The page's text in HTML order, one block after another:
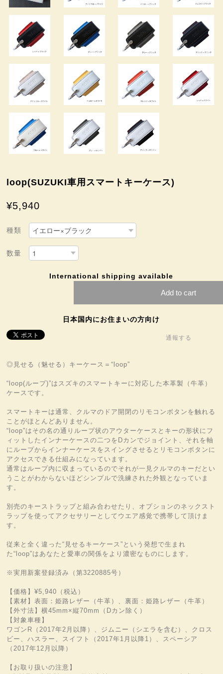
loop(SUZUKI車用スマートキーケース)
¥5,940
種類
数量
International shipping available
Add to cart
日本国内にお住まいの方向け
通報する
◎見せる（魅せる）キーケース＝“loop”
“loop(ループ)”はスズキのスマートキーに対応した本革製（牛革）
ケースです。
スマートキーは通常、クルマのドア開閉のリモコンボタンを触れる
ことがほとんどありません。
“loop”はその名の通りループ状のアウターケースとキーの形状にフ
ィットしたインナーケースの二つをDカンでジョイント、それを軸
にループからインナーケースをスイングさせるとリモコンボタンに
アクセスできる仕組みになっています。
通常はループ内に収まっているのでそれが一見クルマのキーだとい
うことがわからないほどシンプルで洗練された外観となっていま
す。
別売のキーストラップと組み合わせたり、オプションのネックスト
ラップを使ってアクセサリーとしてウエア感覚で携帯して頂けま
す。
従来と全く違った“見せるキーケース”という発想で生まれ
た“loop”はあなたと愛車の関係をより濃密なものにします。
※実用新案登録済み（第3220885号）
【価格】¥5,940（税込）
【素材】表面：姫路レザー（牛革）、裏面：姫路レザー（牛革）
【外寸法】横45mm×縦70mm（Dカン除く）
【対象車種】
ワゴンR（2017年2月以降）、ジムニー（シエラを含む）、クロス
ビー、ハスラー、スイフト（2017年1月以降1）、スペーシア
（2017年12月以降）
【お取り扱いの注意】